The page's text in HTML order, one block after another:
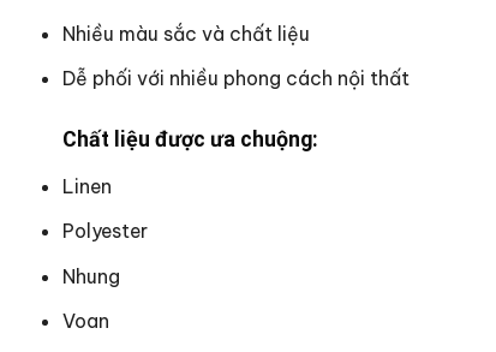
Nhiều màu sắc và chất liệu
Dễ phối với nhiều phong cách nội thất
Chất liệu được ưa chuộng:
Linen
Polyester
Nhung
Voan